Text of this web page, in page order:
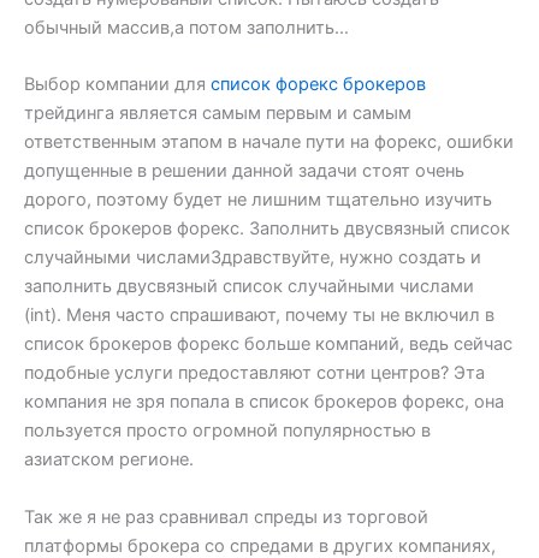
обычный массив,а потом заполнить…
Выбор компании для список форекс брокеров
трейдинга является самым первым и самым
ответственным этапом в начале пути на форекс, ошибки
допущенные в решении данной задачи стоят очень
дорого, поэтому будет не лишним тщательно изучить
список брокеров форекс. Заполнить двусвязный список
случайными числамиЗдравствуйте, нужно создать и
заполнить двусвязный список случайными числами
(int). Меня часто спрашивают, почему ты не включил в
список брокеров форекс больше компаний, ведь сейчас
подобные услуги предоставляют сотни центров? Эта
компания не зря попала в список брокеров форекс, она
пользуется просто огромной популярностью в
азиатском регионе.
Так же я не раз сравнивал спреды из торговой
платформы брокера со спредами в других компаниях,